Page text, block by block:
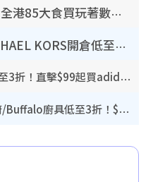
【8月生日優惠2026】全港85大食買玩著數攻略 自助餐/火鍋放題同行免費＋誠品/DONKI送現金券
開倉優惠｜銅鑼灣MICHAEL KORS開倉低至17折！直擊$500起買手袋/銀包/鞋款 必買經典Jet Set系列
開倉優惠｜馬拉松開倉低至3折！直擊$99起買adidas／New Balance／Puma鞋款 STANLEY保溫杯劈價至$119起
廚具優惠｜普樂氏/意美廚/Buffalo廚具低至3折！$89起買煎鍋／炒鑊／個人鍋 同場小家電激減至$99起